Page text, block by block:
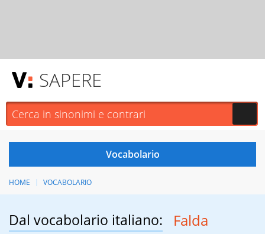
SAPERE
HOME VOCABOLARIO
Dal vocabolario italiano: Falda